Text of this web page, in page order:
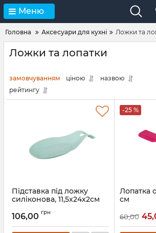
Меню
Головна Аксесуари для кухні Ложки та
Ложки та лопатки
замовчуванням ціною
назвою
рейтингу
Підставка під ложку
силіконова, 11,5х24х2см
106,00 грн
-25 %
Лопатка
см
60,00